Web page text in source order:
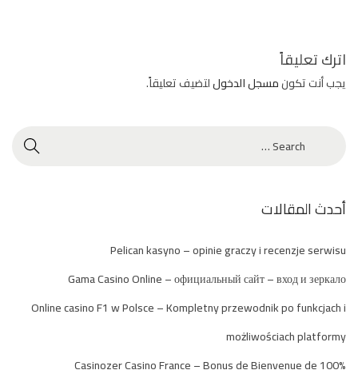
r
5
S
u
e
r
D
اترك تعليقاً
يجب أنت تكونمسجل الدخوللتضيف تعليقاً.
أحدث المقالات
Pelican kasyno – opinie graczy i recenzje serwisu
Gama Casino Online – официальный сайт – вход и зеркало
Online casino F1 w Polsce – Kompletny przewodnik po funkcjach i
możliwościach platformy
Casinozer Casino France – Bonus de Bienvenue de 100%